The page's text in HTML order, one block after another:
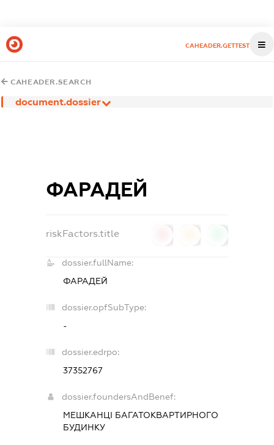
CAHEADER.GETTEST
CAHEADER.SEARCH
document.dossier
ФАРАДЕЙ
riskFactors.title
dossier.fullName:
ФАРАДЕЙ
dossier.opfSubType:
-
dossier.edrpo:
37352767
dossier.foundersAndBenef:
МЕШКАНЦІ БАГАТОКВАРТИРНОГО
БУДИНКУ